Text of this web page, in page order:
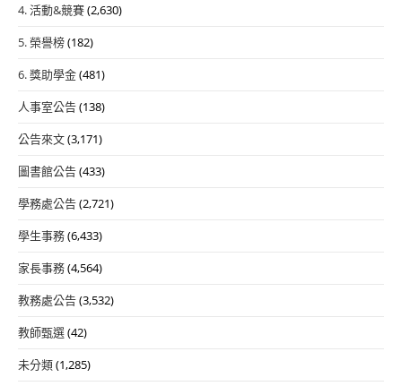
4. 活動&競賽(2,630)
5. 榮譽榜(182)
6. 獎助學金(481)
人事室公告(138)
公告來文(3,171)
圖書館公告(433)
學務處公告(2,721)
學生事務(6,433)
家長事務(4,564)
教務處公告(3,532)
教師甄選(42)
未分類(1,285)